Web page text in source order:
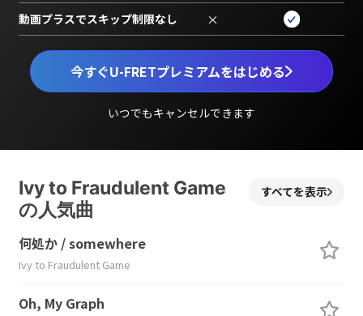
今すぐU-FRETプレミアムをはじめる
いつでもキャンセルできます
動画プラスでスキップ制限なし ×
Ivy to Fraudulent Game
の人気曲
すべてを表示
何処か / somewhere
Ivy to Fraudulent Game
Oh, My Graph